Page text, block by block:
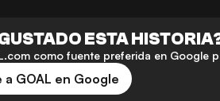
ESTA
como fuente preferida en Google
a GOAL en Google